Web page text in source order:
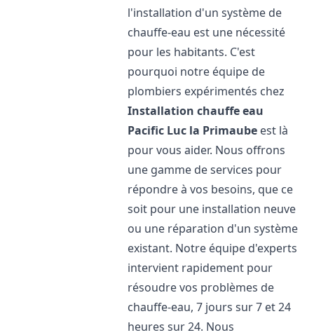
l'installation d'un système de
chauffe-eau est une nécessité
pour les habitants. C'est
pourquoi notre équipe de
plombiers expérimentés chez
Installation chauffe eau
Pacific Luc la Primaube est là
pour vous aider. Nous offrons
une gamme de services pour
répondre à vos besoins, que ce
soit pour une installation neuve
ou une réparation d'un système
existant. Notre équipe d'experts
intervient rapidement pour
résoudre vos problèmes de
chauffe-eau, 7 jours sur 7 et 24
heures sur 24. Nous